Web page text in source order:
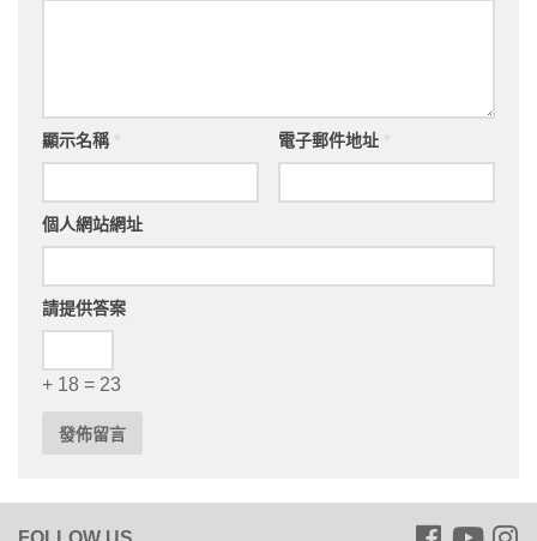
顯示名稱 電子郵件地址
個人網站網址
請提供答案
+ 18 = 23